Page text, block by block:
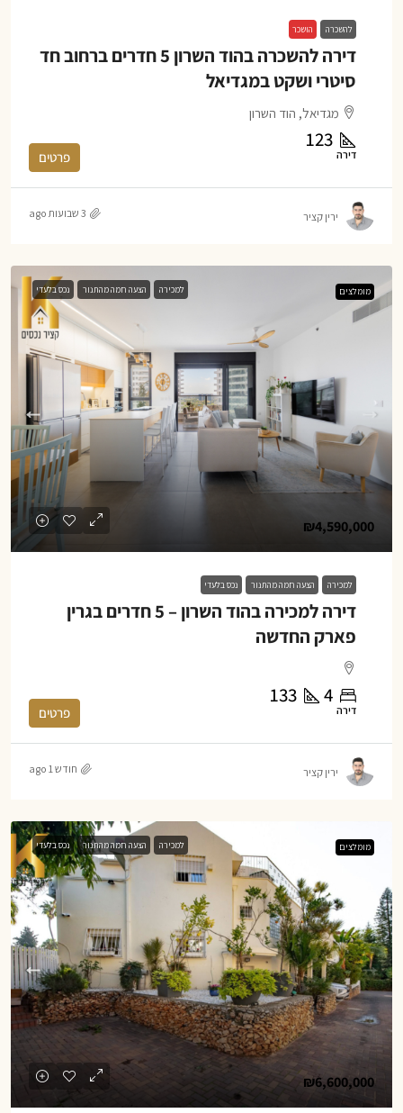
להשכרה הושכר
דירה להשכרה בהוד השרון 5 חדרים ברחוב חד
סיטרי ושקט במגדיאל
מגדיאל, הוד השרון
123
דירה פרטים
ירין קציר 3 שבועות ago
מומלצים למכירה הצעה חמה מהתנור נכס בלעדי
₪4,590,000
למכירה הצעה חמה מהתנור נכס בלעדי
דירה למכירה בהוד השרון – 5 חדרים בגרין
פארק החדשה
4
133
דירה פרטים
ירין קציר חודש 1 ago
מומלצים למכירה הצעה חמה מהתנור נכס בלעדי
₪6,600,000